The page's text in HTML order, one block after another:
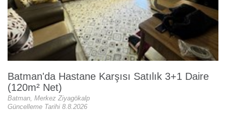
Batman'da Hastane Karşısı Satılık 3+1 Daire
(120m² Net)
Batman, Merkez Ziyagökalp
Güncelleme Tarihi 8.8.2026